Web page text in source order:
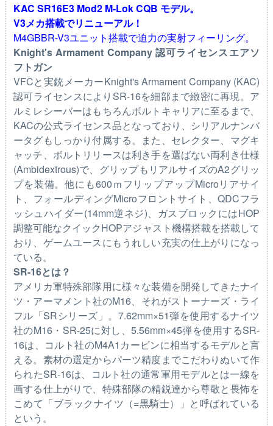
KAC SR16E3 Mod2 M-Lok CQB モデル。
V3メカ搭載でリニューアル！
M4GBBR-V3ユニット搭載で迫力の実射フィーリング。
Knight's Armament Company 認可ライセンスエアソ
フトガン
VFCと実銃メーカーKnight's Armament Company (KAC)
認可ライセンスによりSR-16を細部まで緻密に再現。ア
ルミレシーバーはもちろんボルトキャリアに至るまで、
KACの公式ライセンス品となっており、シリアルナンバ
ータグもしっかり付属する。また、セレクター、マグキ
ャッチ、ボルトリリースは利き手を選ばない両利き仕様
(Ambidextrous)で、グリップもリアルサイズのA2グリッ
プを装備。他にも600ｍフリップアップMicroリアサイ
ト、フォールディングMicroフロントサイト、QDCフラ
ッシュハイダー(14mm逆ネジ)、ガスブロックにはHOP
調整可能なクイックHOPアジャスト機構搭載を搭載して
おり、ゲームユースにもうれしい充実の仕上がりになっ
ている。
SR-16とは？
アメリカ軍特殊部隊用に様々な装備を開発してきたナイ
ツ・アーマメント社のM16、それがストーナーズ・ライ
フル「SRシリーズ」。7.62mm×51弾を使用するナイツ
社のM16・SR-25に対し、5.56mm×45弾を使用するSR-
16は、コルト社のM4A1カービンに相当するモデルと言
える。素材の選定からパーツ精度までこだわりぬいて作
られたSR-16は、コルト社の通常軍用モデルとは一線を
画する仕上がりで、特殊部隊の精鋭達から尊敬と畏怖を
こめて「ブラックナイツ（=黒騎士）」と呼ばれている
という。